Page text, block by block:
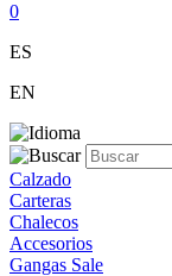
0
ES
EN
Calzado
Carteras
Chalecos
Accesorios
Gangas Sale